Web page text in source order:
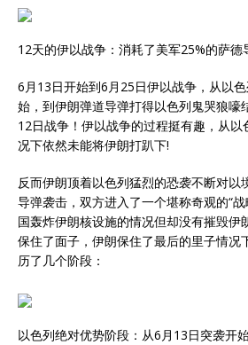
12天的伊以战争：消耗了美军25%的萨德
6月13日开始到6月25日伊以战争，从以
始，到伊朗弹道导弹打得以色列鬼哭狼嚎
12日战争！伊以战争的过程挺有趣，从
况下依然未能将伊朗打趴下!
反而伊朗顶着以色列猛烈的恐袭不断对以
导弹袭击，双方进入了一个堪称奇观的“
国轰炸伊朗核设施的情况但却没有摧毁伊
保住了面子，伊朗保住了最后的里子情况
历了几个阶段：
以色列绝对优势阶段：从6月13日突袭开